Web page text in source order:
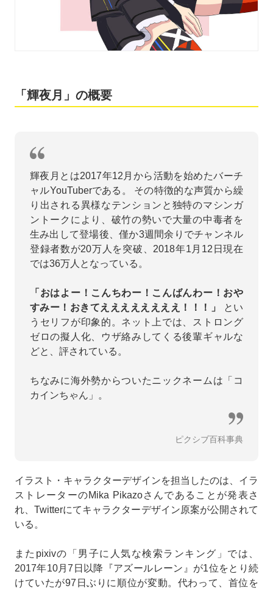
「輝夜月」の概要
輝夜月とは2017年12月から活動を始めたバーチ
ャルYouTuberである。 その特徴的な声質から繰
り出される異様なテンションと独特のマシンガ
ントークにより、破竹の勢いで大量の中毒者を
生み出して登場後、僅か3週間余りでチャンネル
登録者数が20万人を突破、2018年1月12日現在
では36万人となっている。
「おはよー！こんちわー！こんばんわー！おや
すみー！おきてええええええええ！！！」
とい
うセリフが印象的。ネット上では、ストロング
ゼロの擬人化、ウザ絡みしてくる後輩ギャルな
どと、評されている。
ちなみに海外勢からついたニックネームは「コ
カインちゃん」。
ピクシブ百科事典
イラスト・キャラクターデザインを担当したのは、イラ
ストレーターのMika Pikazoさんであることが発表さ
れ、Twitterにてキャラクターデザイン原案が公開されて
いる。
またpixivの「男子に人気な検索ランキング」では、
2017年10月7日以降『アズールレーン』が1位をとり続
けていたが97日ぶりに順位が変動。代わって、首位を